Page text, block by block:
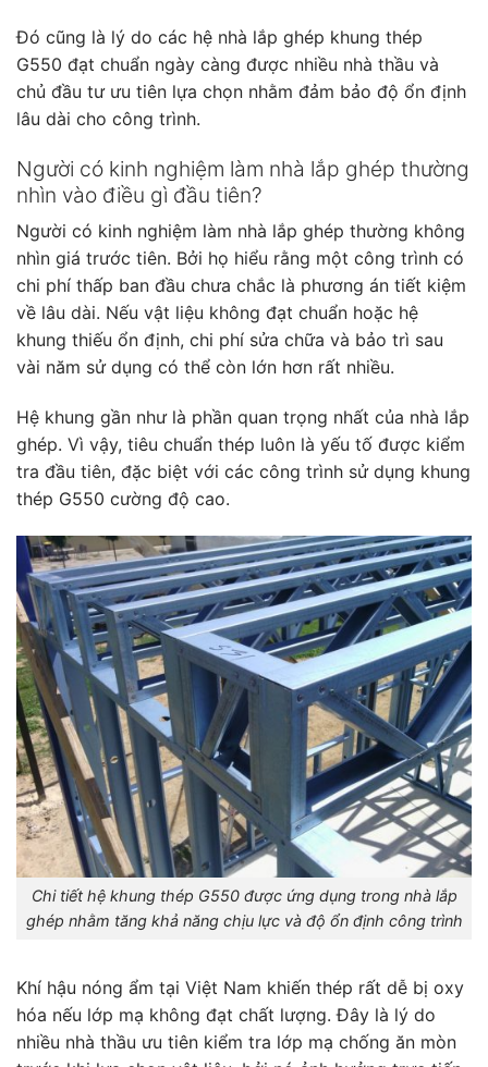
Đó cũng là lý do các hệ nhà lắp ghép khung thép
G550 đạt chuẩn ngày càng được nhiều nhà thầu và
chủ đầu tư ưu tiên lựa chọn nhằm đảm bảo độ ổn định
lâu dài cho công trình.
Người có kinh nghiệm làm nhà lắp ghép thường
nhìn vào điều gì đầu tiên?
Người có kinh nghiệm làm nhà lắp ghép thường không
nhìn giá trước tiên. Bởi họ hiểu rằng một công trình có
chi phí thấp ban đầu chưa chắc là phương án tiết kiệm
về lâu dài. Nếu vật liệu không đạt chuẩn hoặc hệ
khung thiếu ổn định, chi phí sửa chữa và bảo trì sau
vài năm sử dụng có thể còn lớn hơn rất nhiều.
Hệ khung gần như là phần quan trọng nhất của nhà lắp
ghép. Vì vậy, tiêu chuẩn thép luôn là yếu tố được kiểm
tra đầu tiên, đặc biệt với các công trình sử dụng khung
thép G550 cường độ cao.
Chi tiết hệ khung thép G550 được ứng dụng trong nhà lắp
ghép nhằm tăng khả năng chịu lực và độ ổn định công trình
Khí hậu nóng ẩm tại Việt Nam khiến thép rất dễ bị oxy
hóa nếu lớp mạ không đạt chất lượng. Đây là lý do
nhiều nhà thầu ưu tiên kiểm tra lớp mạ chống ăn mòn